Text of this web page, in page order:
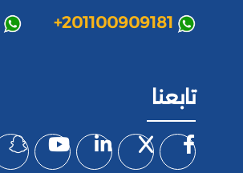
+201100909181
تابعنا